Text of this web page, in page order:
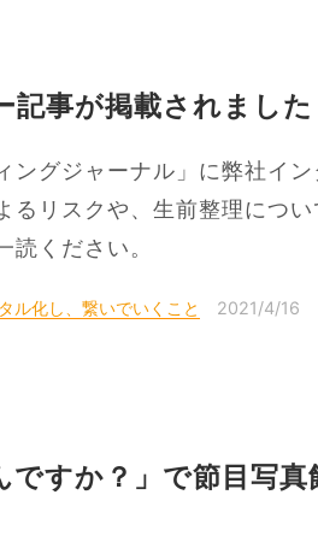
事が掲載されました
ングジャーナル」に弊社イン
るリスクや、生前整理につい
ください。
ル化し、繋いでいくこと
2021/4/16
すか？」で節目写真